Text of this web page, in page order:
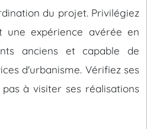
du projet. Privilégiez
une expérience avérée en
anciens et capable de
d'urbanisme. Vérifiez ses
à visiter ses réalisations